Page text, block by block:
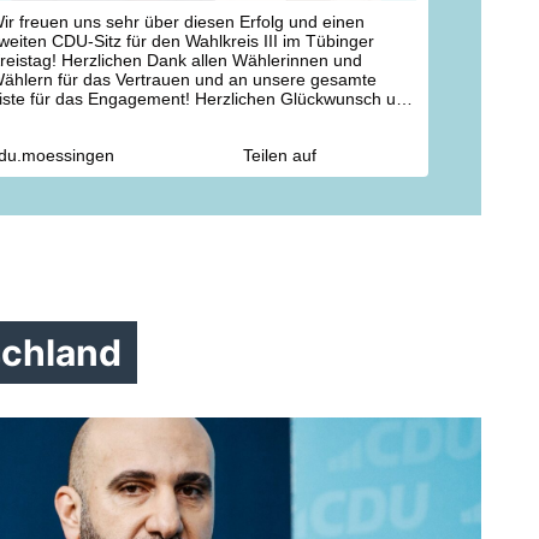
freuen uns sehr über diesen Erfolg und einen
CDU-Sitz für den Wahlkreis III im Tübinger
Herzlichen Dank allen Wählerinnen und
für das Vertrauen und an unsere gesamte
für das Engagement! Herzlichen Glückwunsch und
kreistag#steinlachtal#mössingen #ofterdingen
Teilen auf